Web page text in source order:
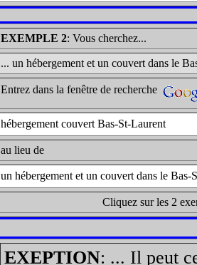
EXEMPLE 2: Vous cherchez...
... un hébergement et un couvert dans le
Entrez dans la fenêtre de recherche
hébergement couvert Bas-St-Laurent
au lieu de
un hébergement et un couvert dans le Bas-
Cliquez sur les 2
EXEPTION: ... Il peut